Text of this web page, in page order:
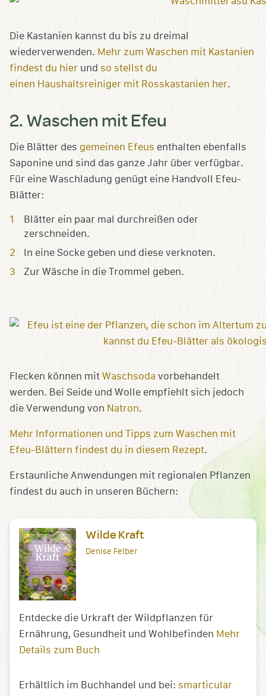
Die Kastanien kannst du bis zu dreimal
wiederverwenden. Mehr zum Waschen mit Kastanien
findest du hier und so stellst du
einen Haushaltsreiniger mit Rosskastanien her.
2. Waschen mit Efeu
Die Blätter des gemeinen Efeus enthalten ebenfalls
Saponine und sind das ganze Jahr über verfügbar.
Für eine Waschladung genügt eine Handvoll Efeu-
Blätter:
Blätter ein paar mal durchreißen oder
zerschneiden.
In eine Socke geben und diese verknoten.
Zur Wäsche in die Trommel geben.
Flecken können mit Waschsoda vorbehandelt
werden. Bei Seide und Wolle empfiehlt sich jedoch
die Verwendung von Natron.
Mehr Informationen und Tipps zum Waschen mit
Efeu-Blättern findest du in diesem Rezept.
Erstaunliche Anwendungen mit regionalen Pflanzen
findest du auch in unseren Büchern:
Wilde Kraft
Denise Felber
Entdecke die Urkraft der Wildpflanzen für
Ernährung, Gesundheit und Wohlbefinden Mehr
Details zum Buch
Erhältlich im Buchhandel und bei: smarticular